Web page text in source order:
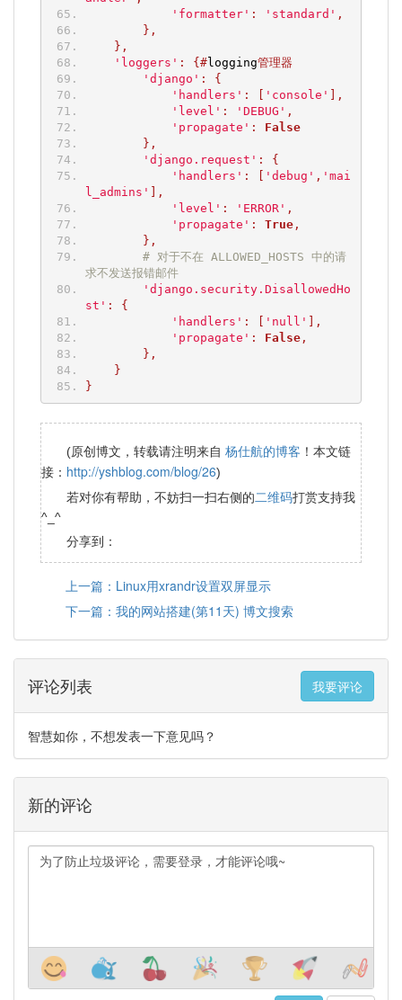
'formatter' : 'standard' ,
},
},
'loggers' : {#logging管理器
'django' :
{
'handlers' : [ 'console' ],
'level' : 'DEBUG' ,
'propagate' :
False
},
'django.request' :
{
'handlers' : [ 'debug' , 'mai
l_admins' ],
'level' : 'ERROR' ,
'propagate' : True,
},
# 对于不在 ALLOWED_HOSTS 中的请
求不发送报错邮件
'django.security.DisallowedHo
st' :
{
'handlers' : [ 'null' ],
'propagate' : False,
},
}
}
(原创博文，转载请注明来自 杨仕航的博客 ！本文链
接： http://yshblog.com/blog/26)
若对你有帮助，不妨扫一扫右侧的二维码打赏支持我
^_^
分享到：
上一篇：Linux用xrandr设置双屏显示
下一篇：我的网站搭建(第11天) 博文搜索
评论列表 我要评论
智慧如你，不想发表一下意见吗？
新的评论